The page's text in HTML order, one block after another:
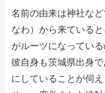
名前の由来は神社な
なわ）から来ている
がルーツになってい
彼自身も茨城県出身
にしていることが伺